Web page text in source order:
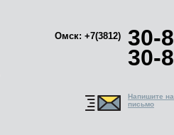
Омск: +7(3812) 30-
30-
Напишите
письмо